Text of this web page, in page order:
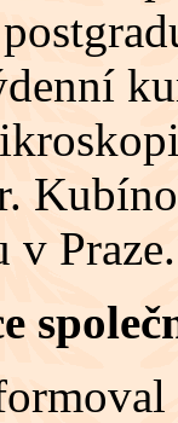
v Praze.